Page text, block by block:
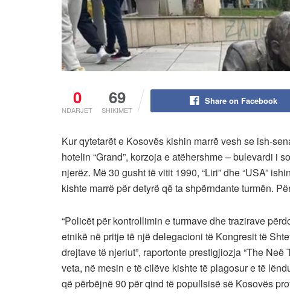
0
NDARJET
69
SHIKIMET
Share on Facebook
Kur qytetarët e Kosovës kishin marrë vesh se ish-
hotelin “Grand”, korzoja e atëhershme – bulevardi i
njerëz. Më 30 gusht të vitit 1990, “Liri” dhe “USA”
kishte marrë për detyrë që ta shpërndante turmën.
“Policët për kontrollimin e turmave dhe trazirave
etnikë në pritje të një delegacioni të Kongresit të
drejtave të njeriut”, raportonte prestigjiozja “The
veta, në mesin e të cilëve kishte të plagosur e të
që përbëjnë 90 për qind të popullsisë së Kosovës